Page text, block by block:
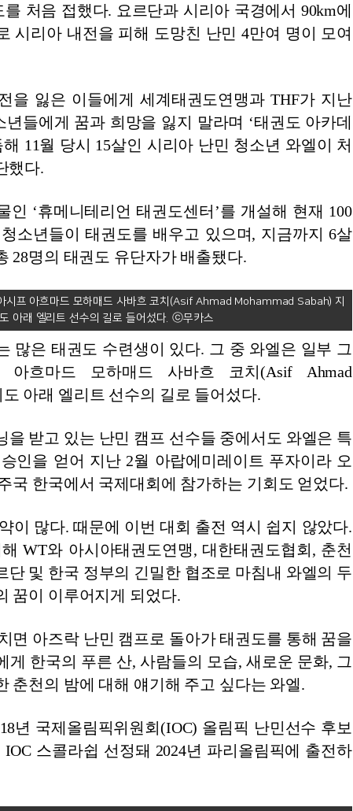
처음 접했다. 요르단과 시리아 국경에서 90km에
시리아 내전을 피해 도망친 난민 4만여 명이 모여
을 잃은 이들에게 세계태권도연맹과 THF가 지난
년들에게 꿈과 희망을 잃지 말라며 ‘태권도 아카데
11월 당시 15살인 시리아 난민 청소년 와엘이 처
했다.
인 ‘휴메니테리언 태권도센터’를 개설해 현재 100
소년들이 태권도를 배우고 있으며, 지금까지 6살
28명의 태권도 유단자가 배출됐다.
시프 아흐마드 모하매드 사바흐 코치(Asif Ahmad Mohammad Sabah) 지
도 아래 엘리트 선수의 길로 들어섰다.
많은 태권도 수련생이 있다. 그 중 와엘은 일부 그
흐마드 모하매드 사바흐 코치(Asif Ahmad
도 아래 엘리트 선수의 길로 들어섰다.
을 받고 있는 난민 캠프 선수들 중에서도 와엘은 특
인을 얻어 지난 2월 아랍에미레이트 푸자이라 오
국 한국에서 국제대회에 참가하는 기회도 얻었다.
이 많다. 때문에 이번 대회 출전 역시 쉽지 않았다.
WT와 아시아태권도연맹, 대한태권도협회, 춘천
단 및 한국 정부의 긴밀한 협조로 마침내 와엘의 두
꿈이 이루어지게 되었다.
면 아즈락 난민 캠프로 돌아가 태권도를 통해 꿈을
게 한국의 푸른 산, 사람들의 모습, 새로운 문화, 그
춘천의 밤에 대해 얘기해 주고 싶다는 와엘.
년 국제올림픽위원회(IOC) 올림픽 난민선수 후보
스콜라쉽 선정돼 2024년 파리올림픽에 출전하